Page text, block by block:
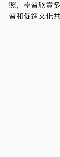
照，學習欣賞
習和促進文化共